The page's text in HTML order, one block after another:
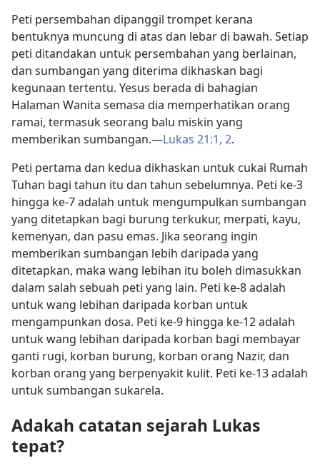
Peti persembahan dipanggil trompet kerana
bentuknya muncung di atas dan lebar di bawah. Setiap
peti ditandakan untuk persembahan yang berlainan,
dan sumbangan yang diterima dikhaskan bagi
kegunaan tertentu. Yesus berada di bahagian
Halaman Wanita semasa dia memperhatikan orang
ramai, termasuk seorang balu miskin yang
memberikan sumbangan.—Lukas 21:1, 2.
Peti pertama dan kedua dikhaskan untuk cukai Rumah
Tuhan bagi tahun itu dan tahun sebelumnya. Peti ke-3
hingga ke-7 adalah untuk mengumpulkan sumbangan
yang ditetapkan bagi burung terkukur, merpati, kayu,
kemenyan, dan pasu emas. Jika seorang ingin
memberikan sumbangan lebih daripada yang
ditetapkan, maka wang lebihan itu boleh dimasukkan
dalam salah sebuah peti yang lain. Peti ke-8 adalah
untuk wang lebihan daripada korban untuk
mengampunkan dosa. Peti ke-9 hingga ke-12 adalah
untuk wang lebihan daripada korban bagi membayar
ganti rugi, korban burung, korban orang Nazir, dan
korban orang yang berpenyakit kulit. Peti ke-13 adalah
untuk sumbangan sukarela.
Adakah catatan sejarah Lukas
tepat?